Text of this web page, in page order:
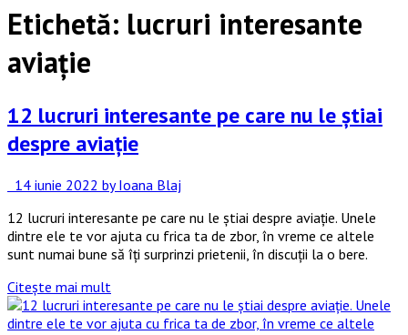
Etichetă: lucruri interesante
aviație
12 lucruri interesante pe care nu le știai
despre aviație
14 iunie 2022 by Ioana Blaj
12 lucruri interesante pe care nu le știai despre aviație. Unele
dintre ele te vor ajuta cu frica ta de zbor, în vreme ce altele
sunt numai bune să îți surprinzi prietenii, în discuții la o bere.
Citește mai mult